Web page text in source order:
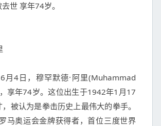
世 享年74岁。
享年74岁。这位出生于1942年1月17
被认为是拳击历史上最伟大的拳手。
马奥运会金牌获得者，首位三度世界